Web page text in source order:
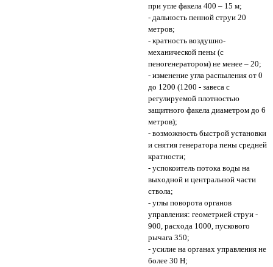
при угле факела 400 – 15 м;
- дальность пенной струи 20
метров;
- кратность воздушно-
механической пены (с
пеногенератором) не менее – 20;
- изменение угла распыления от 0
до 1200 (1200 - завеса с
регулируемой плотностью
защитного факела диаметром до 6
метров);
- возможность быстрой установки
и снятия генератора пены средней
кратности;
- успокоитель потока воды на
выходной и центральной части
ствола;
- углы поворота органов
управления: геометрией струи -
900, расхода 1000, пускового
рычага 350;
- усилие на органах управления не
более 30 Н;